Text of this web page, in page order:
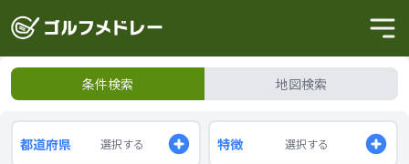
条件検索 地図検索
都道府県 選択する 特徴 選択する